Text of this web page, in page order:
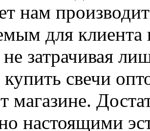
нам
для
затрачивая
свечи
магазине.
настоящими